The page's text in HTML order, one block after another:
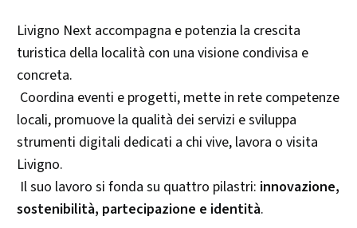
Livigno Next accompagna e potenzia la crescita
turistica della località con una visione condivisa e
concreta.
Coordina eventi e progetti, mette in rete competenze
locali, promuove la qualità dei servizi e sviluppa
strumenti digitali dedicati a chi vive, lavora o visita
Livigno.
Il suo lavoro si fonda su quattro pilastri: innovazione,
sostenibilità, partecipazione e identità.